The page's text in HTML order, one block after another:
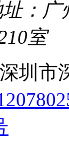
：
室
圳市